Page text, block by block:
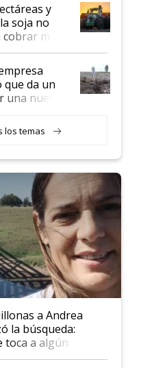
y
soja no
más
un
da un
nueva
los temas
a Andrea
la búsqueda:
toca a algún